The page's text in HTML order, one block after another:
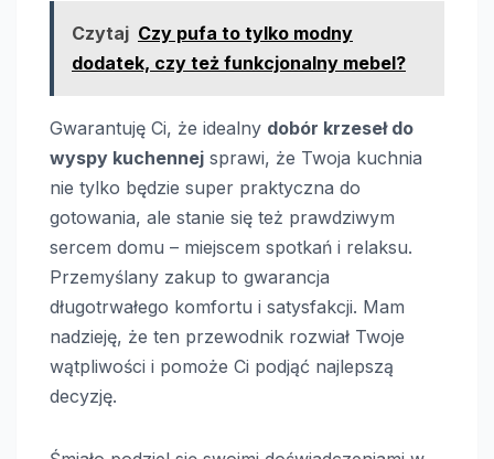
Czytaj Czy pufa to tylko modny
dodatek, czy też funkcjonalny mebel?
Gwarantuję Ci, że idealny dobór krzeseł do
wyspy kuchennej sprawi, że Twoja kuchnia
nie tylko będzie super praktyczna do
gotowania, ale stanie się też prawdziwym
sercem domu – miejscem spotkań i relaksu.
Przemyślany zakup to gwarancja
długotrwałego komfortu i satysfakcji. Mam
nadzieję, że ten przewodnik rozwiał Twoje
wątpliwości i pomoże Ci podjąć najlepszą
decyzję.